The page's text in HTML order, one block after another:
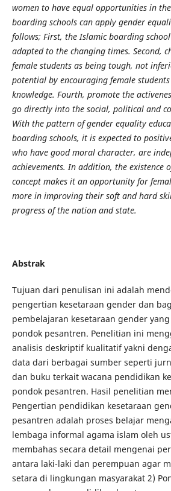
women to have equal opportunities in
boarding schools can apply gender
follows; First, the Islamic boarding
adapted to the changing times. Second,
female students as being tough, not
potential by encouraging female
knowledge. Fourth, promote the
go directly into the social, political and
With the pattern of gender equality
boarding schools, it is expected to
who have good moral character, are
achievements. In addition, the existence
concept makes it an opportunity for
more in improving their soft and hard
progress of the nation and state.
Abstrak
Tujuan dari penulisan ini adalah
pengertian kesetaraan gender dan
pembelajaran kesetaraan gender
pondok pesantren. Penelitian ini
analisis deskriptif kualitatif yakni
data dari berbagai sumber seperti
dan buku terkait wacana pendidikan
pondok pesantren. Hasil penelitian
Pengertian pendidikan kesetaraan
pesantren adalah proses belajar
lembaga informal agama islam oleh
membahas secara detail mengenai
antara laki-laki dan perempuan agar
setara di lingkungan masyarakat 2)